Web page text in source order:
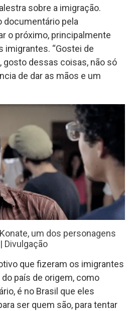
sobre a imigração.
documentário pela
o próximo, principalmente
imigrantes. “Gostei de
gosto dessas coisas, não só
de dar as mãos e um
um dos personagens
Divulgação
que fizeram os imigrantes
país de origem, como
é no Brasil que eles
ser quem são, para tentar